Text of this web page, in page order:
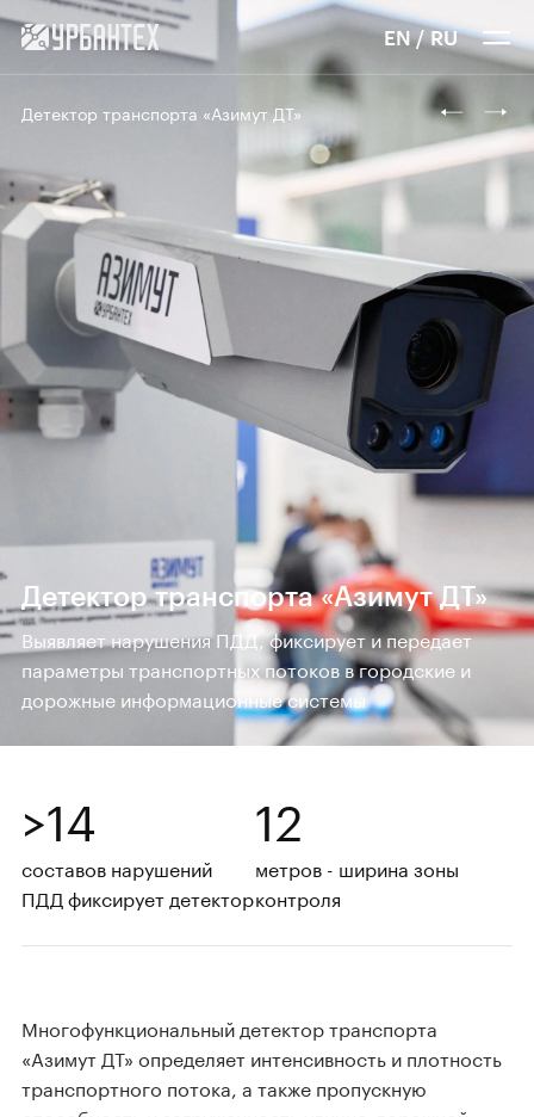
EN/ RU
Детектор транспорта «Азимут ДТ»
Детектор транспорта «Азимут ДТ»
Выявляет нарушения ПДД, фиксирует и передает
параметры транспортных потоков в городские и
дорожные информационные системы
>14
составов нарушений
ПДД фиксирует детектор
12
метров - ширина зоны
контроля
Многофункциональный детектор транспорта
«Азимут ДТ» определяет интенсивность и плотность
транспортного потока, а также пропускную